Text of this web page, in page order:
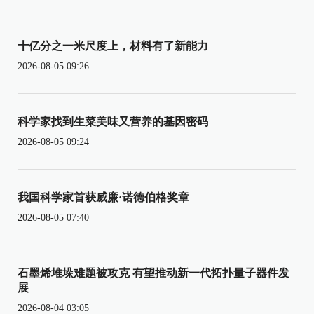
十亿分之一米尺度上，材料有了新能力
2026-08-05 09:26
科学家找到生菜美味又营养的基因密码
2026-08-05 09:24
我国科学家首获威廉·诺德伯格奖章
2026-08-05 07:40
石墨烯堆垛难题被攻克 有望推动新一代拓扑量子器件发
展
2026-08-04 03:05